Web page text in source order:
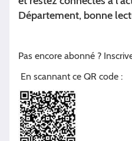
Département, bonne
Pas encore abonné ?
​En scannant ce QR code :